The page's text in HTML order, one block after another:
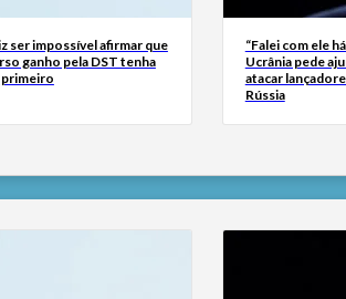
ser impossível afirmar que
ganho pela DST tenha
“Falei com ele
Ucrânia pede
atacar
Rússia